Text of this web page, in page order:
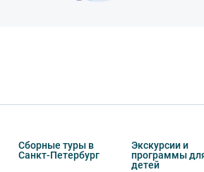
Сборные туры в
Санкт-Петербург
Экскурсии и
программы
детей